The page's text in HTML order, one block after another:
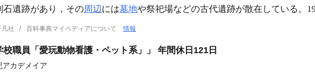
石遺跡があり，その周辺には墓地や祭祀場などの古代遺跡が散在している。
社 百科事典マイペディアについて情報
校職員「愛玩動物看護・ペット系」」 年間休日121日
アカデメイア